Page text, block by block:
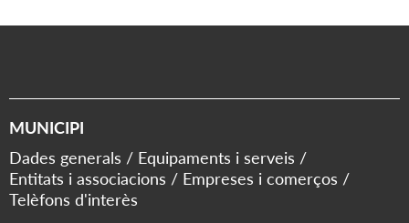
MUNICIPI
Dades generals
Equipaments i serveis
Entitats i associacions
Empreses i comerços
Telèfons d'interès